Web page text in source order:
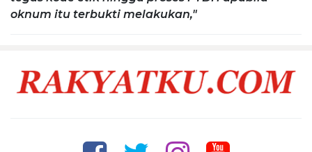
oknum itu terbukti melakukan,"